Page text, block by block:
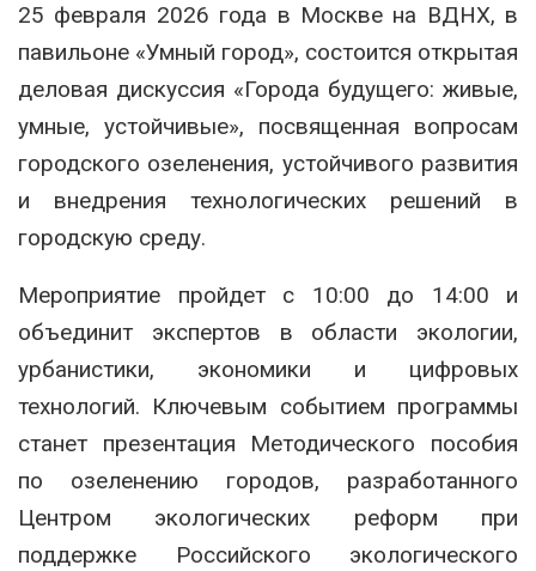
25 февраля 2026 года в Москве на ВДНХ, в
павильоне «Умный город», состоится открытая
деловая дискуссия «Города будущего: живые,
умные, устойчивые», посвященная вопросам
городского озеленения, устойчивого развития
и внедрения технологических решений в
городскую среду.
Мероприятие пройдет с 10:00 до 14:00 и
объединит экспертов в области экологии,
урбанистики, экономики и цифровых
технологий. Ключевым событием программы
станет презентация Методического пособия
по озеленению городов, разработанного
Центром экологических реформ при
поддержке Российского экологического